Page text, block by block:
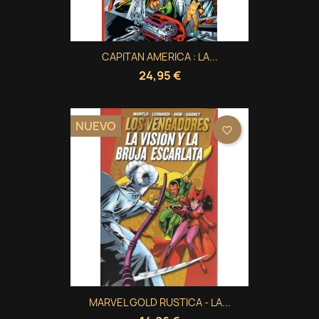
CAPITAN AMERICA : LA...
24,95 €
MARVEL GOLD RUSTICA - LA...
NUEVO favorite_border